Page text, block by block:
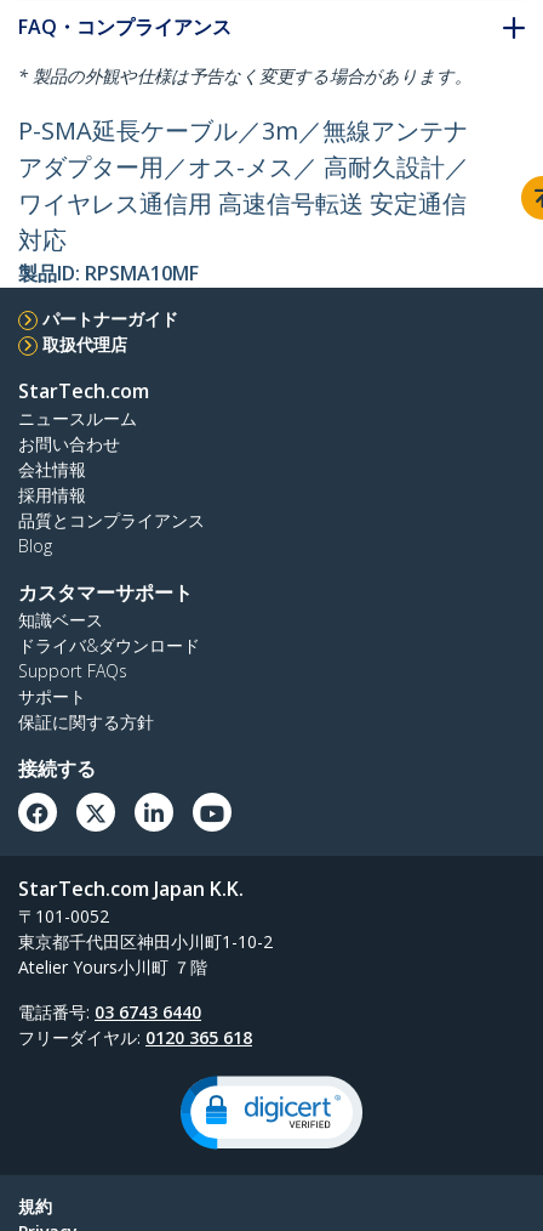
FAQ・コンプライアンス
* 製品の外観や仕様は予告なく変更する場合があります。
P-SMA延長ケーブル／3m／無線アンテナ
アダプター用／オス-メス／ 高耐久設計／
ワイヤレス通信用 高速信号転送 安定通信
対応
製品ID: RPSMA10MF
パートナーガイド
取扱代理店
StarTech.com
ニュースルーム
お問い合わせ
会社情報
採用情報
品質とコンプライアンス
Blog
カスタマーサポート
知識ベース
ドライバ&ダウンロード
Support FAQs
サポート
保証に関する方針
接続する
StarTech.com Japan K.K.
〒101-0052
東京都千代田区神田小川町1-10-2
Atelier Yours小川町 ７階
電話番号: 03 6743 6440
フリーダイヤル: 0120 365 618
規約